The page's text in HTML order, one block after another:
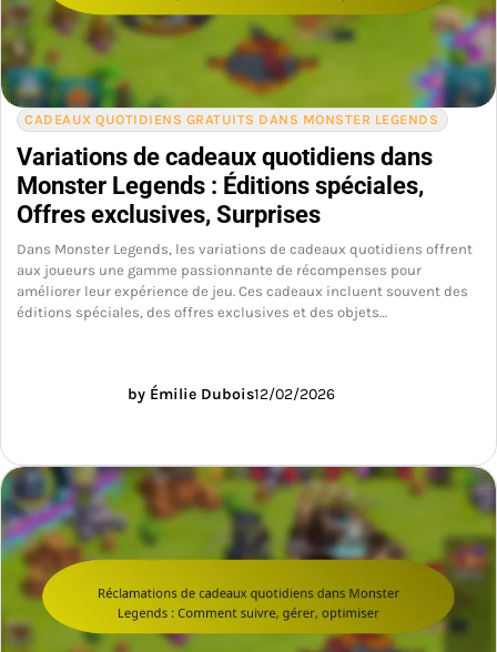
CADEAUX QUOTIDIENS GRATUITS DANS MONSTER LEGENDS
Variations de cadeaux quotidiens dans
Monster Legends : Éditions spéciales,
Offres exclusives, Surprises
Dans Monster Legends, les variations de cadeaux quotidiens offrent
aux joueurs une gamme passionnante de récompenses pour
améliorer leur expérience de jeu. Ces cadeaux incluent souvent des
éditions spéciales, des offres exclusives et des objets…
by Émilie Dubois12/02/2026